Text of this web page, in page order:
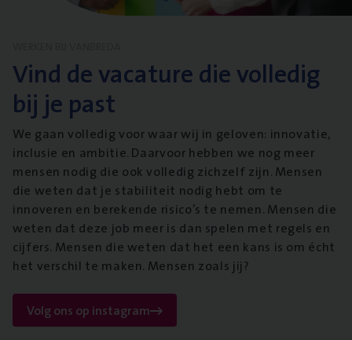
Vind de vacature die volledig
bij je past
We gaan volledig voor waar wij in geloven: innovatie,
inclusie en ambitie. Daarvoor hebben we nog meer
mensen nodig die ook volledig zichzelf zijn. Mensen
die weten dat je stabiliteit nodig hebt om te
innoveren en berekende risico’s te nemen. Mensen die
weten dat deze job meer is dan spelen met regels en
cijfers. Mensen die weten dat het een kans is om écht
het verschil te maken. Mensen zoals jij?
Volg ons op instagram